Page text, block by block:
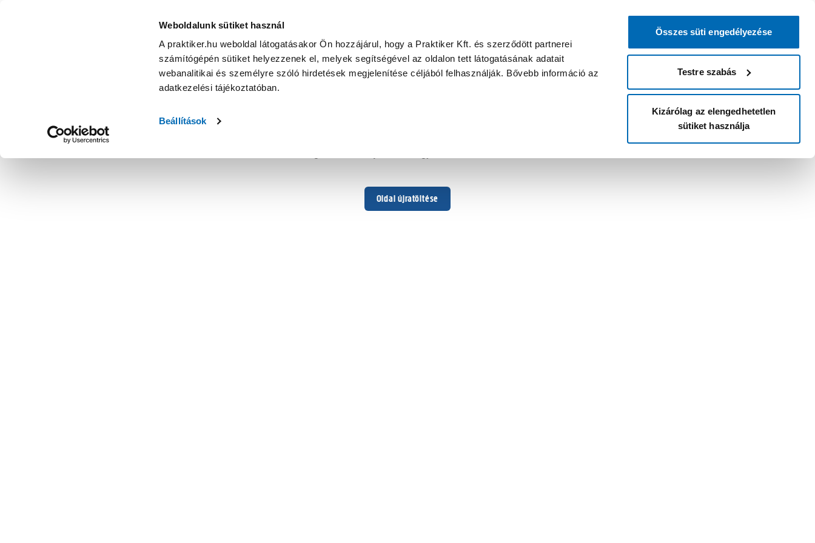
Weboldalunk sütiket használ
A praktiker.hu weboldal látogatásakor Ön hozzájárul, hogy a Praktiker Kft. és szerződött partnerei
számítógépén sütiket helyezzenek el, melyek segítségével az oldalon tett látogatásának adatait
webanalitikai és személyre szóló hirdetések megjelenítése céljából felhasználják. Bővebb információ az
adatkezelési tájékoztatóban.
Beállítások
Összes süti engedélyezése
Testre szabás
Kizárólag az elengedhetetlen
sütiket használja
Oldal újratöltése